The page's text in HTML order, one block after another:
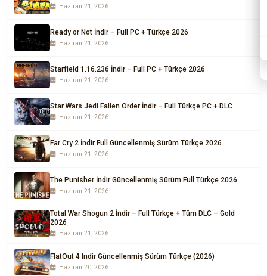
Haziran 21, 2026
Ready or Not İndir – Full PC + Türkçe 2026
Haziran 21, 2026
Starfield 1.16.236 İndir – Full PC + Türkçe 2026
Haziran 21, 2026
Star Wars Jedi Fallen Order İndir – Full Türkçe PC + DLC
Haziran 21, 2026
Far Cry 2 İndir Full Güncellenmiş Sürüm Türkçe 2026
Haziran 21, 2026
The Punisher İndir Güncellenmiş Sürüm Full Türkçe 2026
Haziran 21, 2026
Total War Shogun 2 İndir – Full Türkçe + Tüm DLC – Gold
2026
Haziran 21, 2026
FlatOut 4 Indir Güncellenmiş Sürüm Türkçe (2026)
Haziran 20, 2026